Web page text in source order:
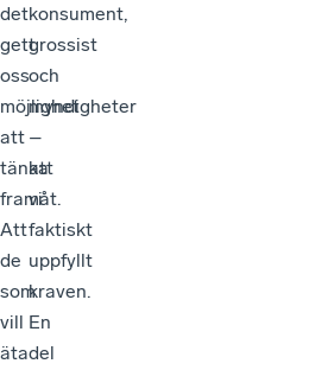
det
gett
oss
möjlighet
att
tänka
framåt.
Att
de
som
vill
äta
konsument,
grossist
och
myndigheter
–
att
vi
faktiskt
uppfyllt
kraven.
En
del